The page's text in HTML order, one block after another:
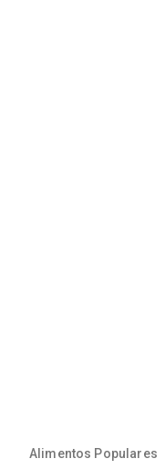
Alimentos Populares